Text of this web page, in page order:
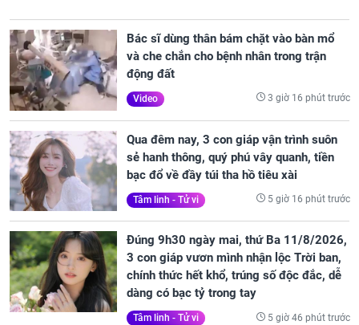
Bác sĩ dùng thân bám chặt vào bàn mổ
và che chắn cho bệnh nhân trong trận
động đất
Video 3 giờ 16 phút trước
Qua đêm nay, 3 con giáp vận trình suôn
sẻ hanh thông, quý phú vây quanh, tiền
bạc đổ về đầy túi tha hồ tiêu xài
Tâm linh - Tử vi 5 giờ 16 phút trước
Đúng 9h30 ngày mai, thứ Ba 11/8/2026,
3 con giáp vươn mình nhận lộc Trời ban,
chính thức hết khổ, trúng số độc đắc, dễ
dàng có bạc tỷ trong tay
Tâm linh - Tử vi 5 giờ 46 phút trước